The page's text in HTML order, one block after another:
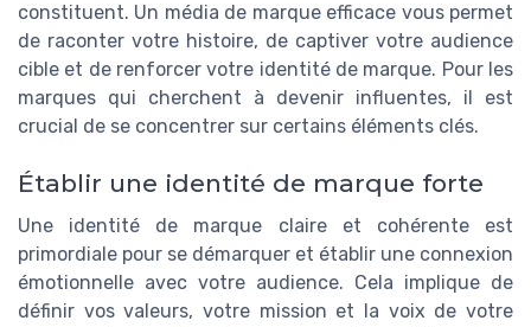
constituent. Un média de marque efficace vous permet
de raconter votre histoire, de captiver votre audience
cible et de renforcer votre identité de marque. Pour les
marques qui cherchent à devenir influentes, il est
crucial de se concentrer sur certains éléments clés.
Établir une identité de marque forte
Une identité de marque claire et cohérente est
primordiale pour se démarquer et établir une connexion
émotionnelle avec votre audience. Cela implique de
définir vos valeurs, votre mission et la voix de votre